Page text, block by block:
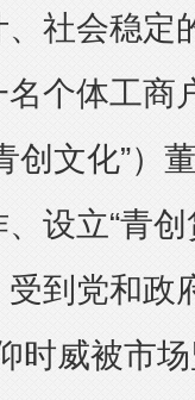
社会稳定
个体工商
创文化”）
设立“青
到党和政
时威被市